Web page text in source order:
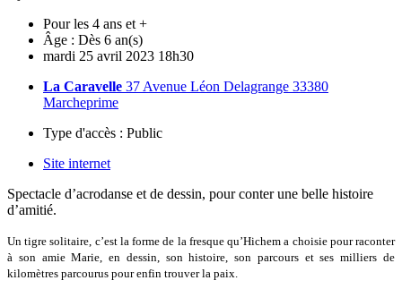
Pour les 4 ans et +
Âge : Dès 6 an(s)
mardi 25 avril 2023 18h30
La Caravelle 37 Avenue Léon Delagrange 33380
Marcheprime
Type d'accès : Public
Site internet
Spectacle d’acrodanse et de dessin, pour conter une belle histoire
d’amitié.
Un tigre solitaire, c’est la forme de la fresque qu’Hichem a choisie pour raconter
à son amie Marie, en dessin, son histoire, son parcours et ses milliers de
kilomètres parcourus pour enfin trouver la paix.